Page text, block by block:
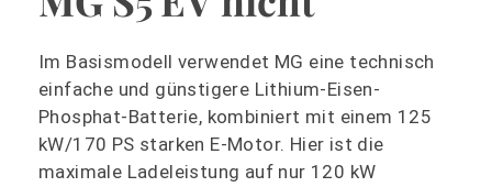
Im Basismodell verwendet MG eine technisch
einfache und günstigere Lithium-Eisen-
Phosphat-Batterie, kombiniert mit einem 125
kW/170 PS starken E-Motor. Hier ist die
maximale Ladeleistung auf nur 120 kW